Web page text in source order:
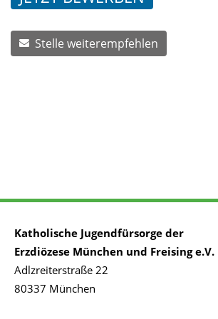
Stelle weiterempfehlen
Katholische Jugendfürsorge der
Erzdiözese München und Freising e.V.
Adlzreiterstraße 22
80337 München